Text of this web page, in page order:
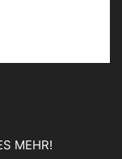
MEHR!